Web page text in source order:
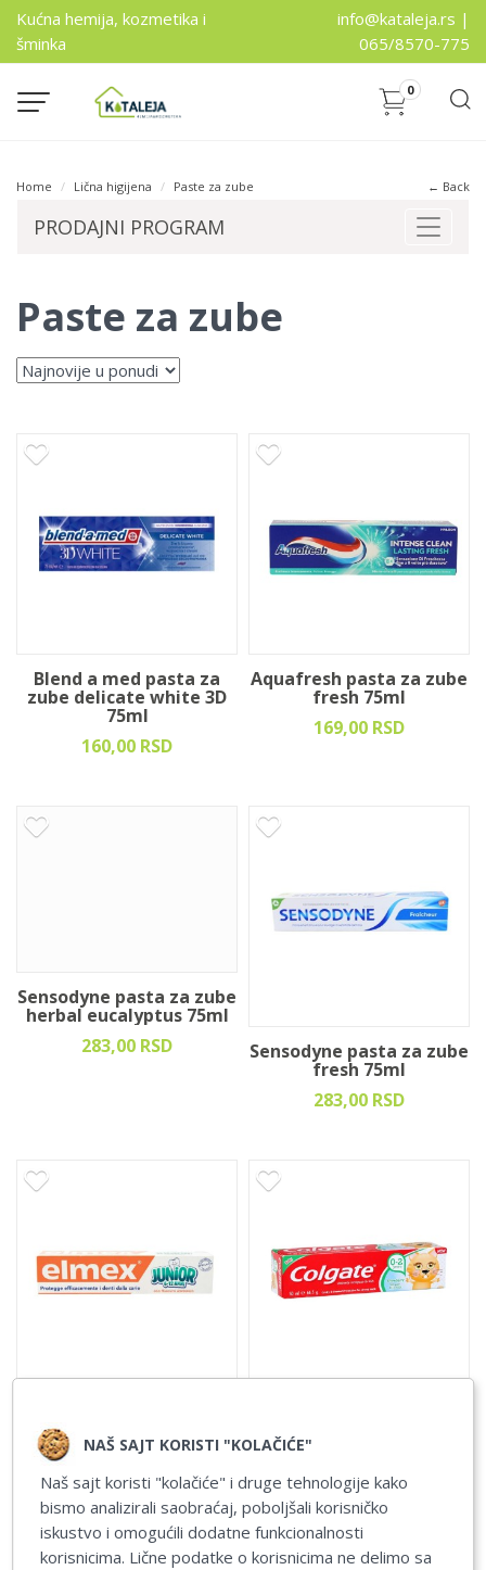
Kućna hemija, kozmetika i
šminka
info@kataleja.rs |
065/8570-775
0
Home Lična higijena Paste za zube ← Back
Toggle
PRODAJNI PROGRAM
Paste za zube
Blend a med pasta za
zube delicate white 3D
75ml
160,00 RSD
Aquafresh pasta za zube
fresh 75ml
169,00 RSD
Sensodyne pasta za zube
herbal eucalyptus 75ml
283,00 RSD
Sensodyne pasta za zube
fresh 75ml
283,00 RSD
366,00 RSD
NAŠ SAJT KORISTI "KOLAČIĆE"
Naš sajt koristi "kolačiće" i druge tehnologije kako
bismo analizirali saobraćaj, poboljšali korisničko
iskustvo i omogućili dodatne funkcionalnosti
korisnicima. Lične podatke o korisnicima ne delimo sa